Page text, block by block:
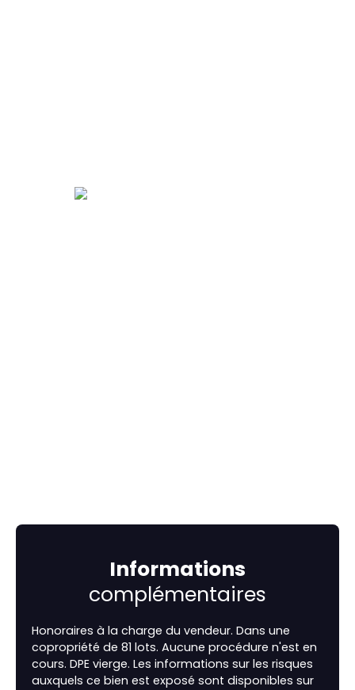
Informations
complémentaires
Honoraires à la charge du vendeur. Dans une
copropriété de 81 lots. Aucune procédure n'est en
cours. DPE vierge. Les informations sur les risques
auxquels ce bien est exposé sont disponibles sur